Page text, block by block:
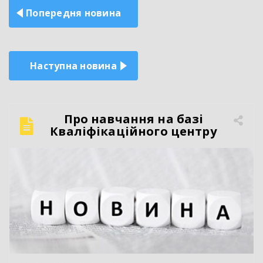
Навігація
записів
Попередня новина
Наступна новина
Про навчання на базі
Кваліфікаційного центру